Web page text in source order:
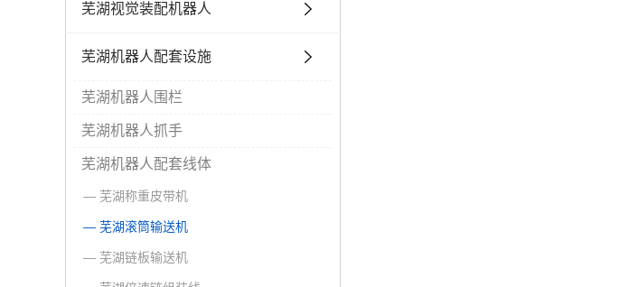
芜湖视觉装配机器人
芜湖机器人配套设施
芜湖机器人围栏
芜湖机器人抓手
芜湖机器人配套线体
芜湖称重皮带机
芜湖滚筒输送机
芜湖链板输送机